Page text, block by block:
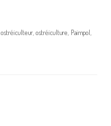
ostréiculteur ostréiculture Paimpol